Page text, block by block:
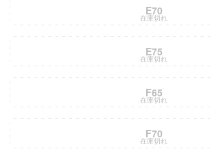
E70
在庫切れ
E75
在庫切れ
F65
在庫切れ
F70
在庫切れ